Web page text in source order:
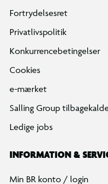
Fortrydelsesret
Privatlivspolitik
Konkurrencebetingelser
Cookies
e-mærket
Salling Group
Ledige jobs
INFORMATION &
Min BR konto / login